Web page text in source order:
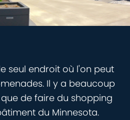
seul endroit où l'on peut
Il y a beaucoup
de faire du shopping
du Minnesota.